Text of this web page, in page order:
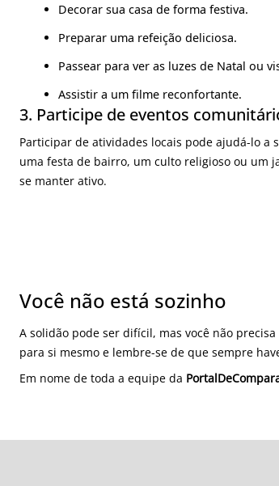
Decorar sua casa de forma festiva.
Preparar uma refeição deliciosa.
Passear para ver as luzes de Natal ou
Assistir a um filme reconfortante.
3. Participe de eventos
Participar de atividades locais pode ajudá-lo
uma festa de bairro, um culto religioso ou um
se manter ativo.
Você não está sozinho
A solidão pode ser difícil, mas você não
para si mesmo e lembre-se de que sempre
Em nome de toda a equipe da